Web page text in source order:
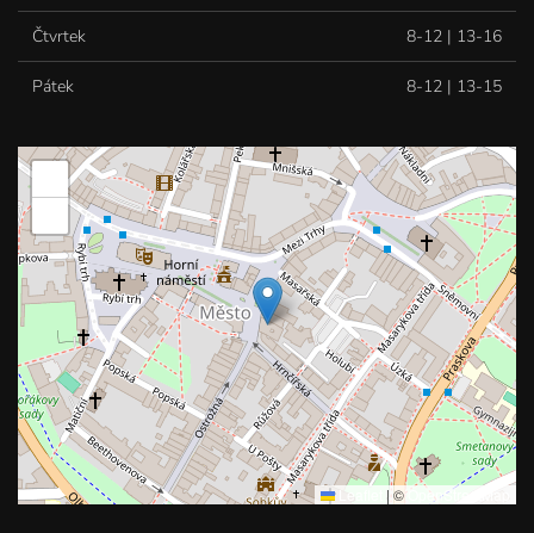
Čtvrtek 8-12 | 13-16
Pátek 8-12 | 13-15
Leaflet | © OpenStreetMap